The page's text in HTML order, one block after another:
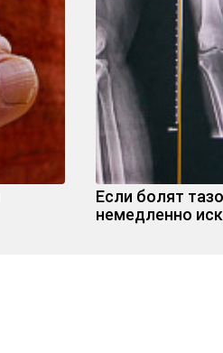
Если болят
немедленно